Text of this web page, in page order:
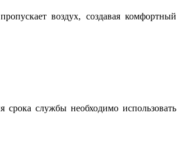
воздух, создавая комфортный
службы необходимо использовать